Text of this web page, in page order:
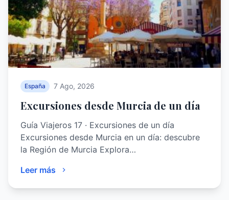
España 7 Ago, 2026
Excursiones desde Murcia de un día
Guía Viajeros 17 · Excursiones de un día
Excursiones desde Murcia en un día: descubre
la Región de Murcia Explora…
Leer más